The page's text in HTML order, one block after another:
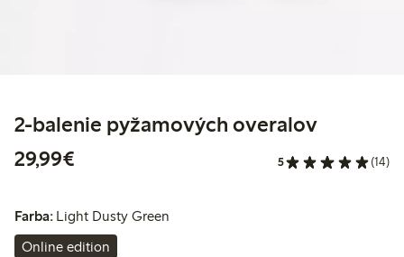
2-balenie pyžamových overalov
29,99€
5 (14)
Farba: Light Dusty Green
Online edition